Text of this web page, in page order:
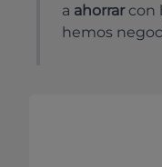
a ahorrar con
hemos